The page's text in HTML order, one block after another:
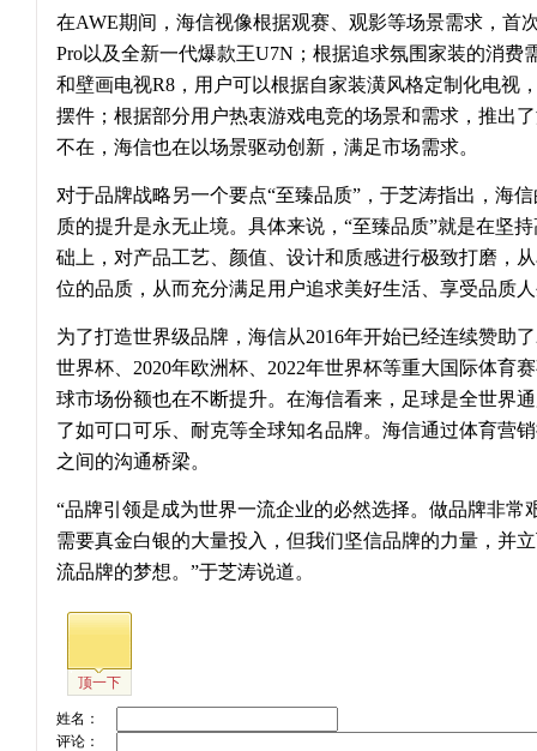
在AWE期间，海信视像根据观赛、观影等场景需求，首
Pro以及全新一代爆款王U7N；根据追求氛围家装的消费
和壁画电视R8，用户可以根据自家装潢风格定制化电视
摆件；根据部分用户热衷游戏电竞的场景和需求，推出
不在，海信也在以场景驱动创新，满足市场需求。
对于品牌战略另一个要点“至臻品质”，于芝涛指出，海
质的提升是永无止境。具体来说，“至臻品质”就是在坚
础上，对产品工艺、颜值、设计和质感进行极致打磨，
位的品质，从而充分满足用户追求美好生活、享受品质
为了打造世界级品牌，海信从2016年开始已经连续赞助
世界杯、2020年欧洲杯、2022年世界杯等重大国际体育
球市场份额也在不断提升。在海信看来，足球是全世界
了如可口可乐、耐克等全球知名品牌。海信通过体育营
之间的沟通桥梁。
“品牌引领是成为世界一流企业的必然选择。做品牌非常
需要真金白银的大量投入，但我们坚信品牌的力量，并
流品牌的梦想。”于芝涛说道。
顶一下
姓名：
评论：